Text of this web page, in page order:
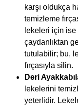
karşı oldukça
temizleme
lekeleri için ise
çaydanlıktan
tutulabilir; bu,
fırçasıyla silin.
Deri
lekelerini
yeterlidir.